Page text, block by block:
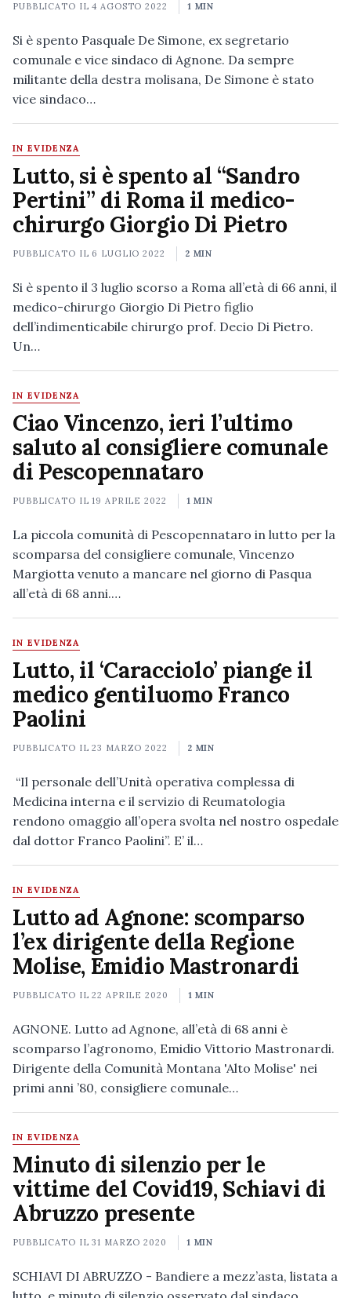
PUBBLICATO IL4 AGOSTO 2022 1 MIN
Si è spento Pasquale De Simone, ex segretario
comunale e vice sindaco di Agnone. Da sempre
militante della destra molisana, De Simone è stato
vice sindaco…
IN EVIDENZA
Lutto, si è spento al “Sandro
Pertini” di Roma il medico-
chirurgo Giorgio Di Pietro
PUBBLICATO IL 6 LUGLIO 2022 2 MIN
Si è spento il 3 luglio scorso a Roma all’età di 66 anni, il
medico-chirurgo Giorgio Di Pietro figlio
dell’indimenticabile chirurgo prof. Decio Di Pietro.
Un…
IN EVIDENZA
Ciao Vincenzo, ieri l’ultimo
saluto al consigliere comunale
di Pescopennataro
PUBBLICATO IL19 APRILE 2022 1 MIN
La piccola comunità di Pescopennataro in lutto per la
scomparsa del consigliere comunale, Vincenzo
Margiotta venuto a mancare nel giorno di Pasqua
all’età di 68 anni.…
IN EVIDENZA
Lutto, il ‘Caracciolo’ piange il
medico gentiluomo Franco
Paolini
PUBBLICATO IL23 MARZO 2022 2 MIN
“Il personale dell’Unità operativa complessa di
Medicina interna e il servizio di Reumatologia
rendono omaggio all’opera svolta nel nostro ospedale
dal dottor Franco Paolini”. E’ il…
IN EVIDENZA
Lutto ad Agnone: scomparso
l’ex dirigente della Regione
Molise, Emidio Mastronardi
PUBBLICATO IL22 APRILE 2020 1 MIN
AGNONE. Lutto ad Agnone, all’età di 68 anni è
scomparso l’agronomo, Emidio Vittorio Mastronardi.
Dirigente della Comunità Montana 'Alto Molise' nei
primi anni ’80, consigliere comunale…
IN EVIDENZA
Minuto di silenzio per le
vittime del Covid19, Schiavi di
Abruzzo presente
PUBBLICATO IL31 MARZO 2020 1 MIN
SCHIAVI DI ABRUZZO - Bandiere a mezz’asta, listata a